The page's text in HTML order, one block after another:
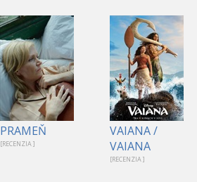
PRAMEŇ
[RECENZIA ]
VAIANA /
VAIANA
[RECENZIA ]